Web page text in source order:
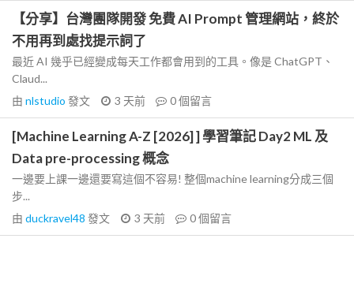
【分享】台灣團隊開發 免費 AI Prompt 管理網站，終於
不用再到處找提示詞了
最近 AI 幾乎已經變成每天工作都會用到的工具。像是 ChatGPT、
Claud...
由 nlstudio 發文 3 天前 0個留言
[Machine Learning A-Z [2026] ] 學習筆記 Day2 ML 及
Data pre-processing 概念
一邊要上課一邊還要寫這個不容易! 整個machine learning分成三個
步...
由 duckravel48 發文 3 天前 0個留言